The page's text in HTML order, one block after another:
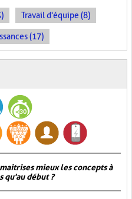
Travail d'équipe (8)
(17)
mieux les concepts à
qu'au début ?